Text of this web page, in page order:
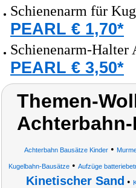
Schienenarm für
PEARL € 1,70*
Schienenarm-Halter
PEARL € 3,50*
Themen-
Achterbahn Bausätze Kinder •
Kugelbahn-Bausätze• Aufzüge
Kinetischer Sand •